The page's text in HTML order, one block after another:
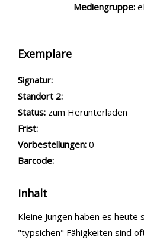
Mediengruppe:
Exemplare
Signatur:
Standort 2:
Status: zum Herunterladen
Frist:
Vorbestellungen: 0
Barcode:
Inhalt
Kleine Jungen haben es heute
"typsichen" Fähigkeiten sind